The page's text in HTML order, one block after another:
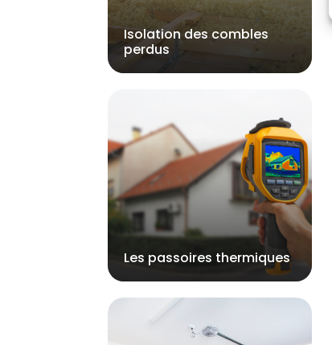
Isolation des combles
perdus
Les passoires thermiques